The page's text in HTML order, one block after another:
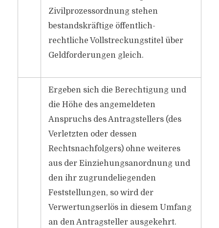
Zivilprozessordnung stehen
bestandskräftige öffentlich-
rechtliche Vollstreckungstitel über
Geldforderungen gleich.
Ergeben sich die Berechtigung und
die Höhe des angemeldeten
Anspruchs des Antragstellers (des
Verletzten oder dessen
Rechtsnachfolgers) ohne weiteres
aus der Einziehungsanordnung und
den ihr zugrundeliegenden
Feststellungen, so wird der
Verwertungserlös in diesem Umfang
an den Antragsteller ausgekehrt.